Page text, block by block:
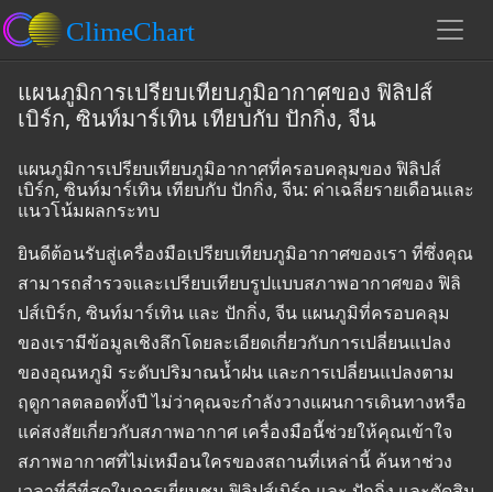
แผนภูมิการเปรียบเทียบภูมิอากาศของ ฟิลิปส์
เบิร์ก, ซินท์มาร์เทิน เทียบกับ ปักกิ่ง, จีน
แผนภูมิการเปรียบเทียบภูมิอากาศที่ครอบคลุมของ ฟิลิปส์
เบิร์ก, ซินท์มาร์เทิน เทียบกับ ปักกิ่ง, จีน: ค่าเฉลี่ยรายเดือนและ
แนวโน้มผลกระทบ
ยินดีต้อนรับสู่เครื่องมือเปรียบเทียบภูมิอากาศของเรา ที่ซึ่งคุณ
สามารถสำรวจและเปรียบเทียบรูปแบบสภาพอากาศของ ฟิลิ
ปส์เบิร์ก, ซินท์มาร์เทิน และ ปักกิ่ง, จีน แผนภูมิที่ครอบคลุม
ของเรามีข้อมูลเชิงลึกโดยละเอียดเกี่ยวกับการเปลี่ยนแปลง
ของอุณหภูมิ ระดับปริมาณน้ำฝน และการเปลี่ยนแปลงตาม
ฤดูกาลตลอดทั้งปี ไม่ว่าคุณจะกำลังวางแผนการเดินทางหรือ
แค่สงสัยเกี่ยวกับสภาพอากาศ เครื่องมือนี้ช่วยให้คุณเข้าใจ
สภาพอากาศที่ไม่เหมือนใครของสถานที่เหล่านี้ ค้นหาช่วง